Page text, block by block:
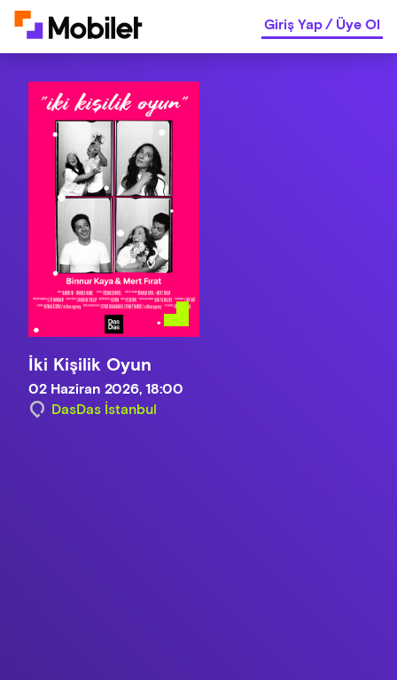
Giriş Yap/Üye Ol
İki Kişilik Oyun
02 Haziran 2026, 18:00
DasDas İstanbul